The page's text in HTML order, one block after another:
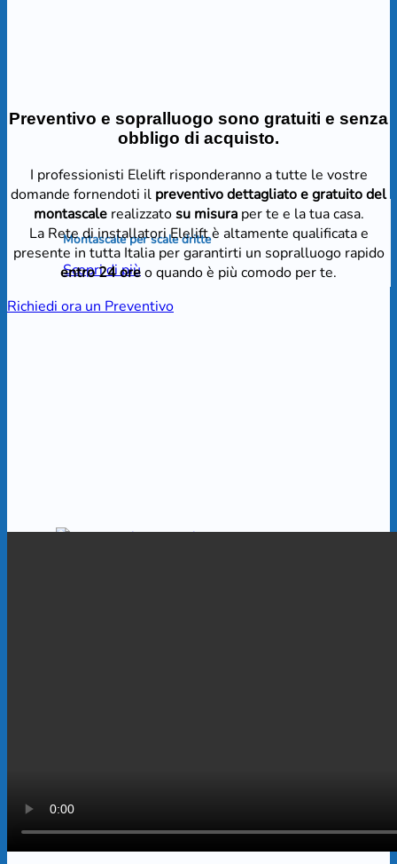
Montascale per scale dritte
Scopri di più
Preventivo e sopralluogo sono gratuiti e senza
obbligo di acquisto.
I professionisti Elelift risponderanno a tutte le vostre
domande fornendoti il preventivo dettagliato e gratuito del
montascalerealizzatosu misuraper te e la tua casa.
La Rete di installatori Elelift è altamente qualificata e
presente in tutta Italia per garantirti un sopralluogo rapido
entro 24 oreo quando è più comodo per te.
Richiedi ora un Preventivo